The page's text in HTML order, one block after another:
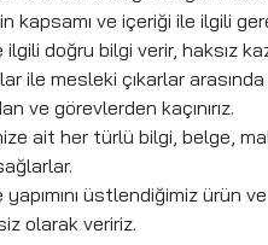
kapsamı ve içeriği ile ilgili
ilgili doğru bilgi verir, haksız
ile mesleki çıkarlar
ve görevlerden kaçınırız.
ait her türlü bilgi, belge,
yapımını üstlendiğimiz ürün
olarak veririz.